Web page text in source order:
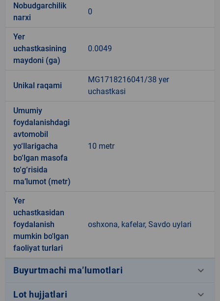
Nobudgarchilik
narxi
0
Yer
uchastkasining
maydoni (ga)
0.0049
Unikal raqami
MG1718216041/38 yer
uchastkasi
Umumiy
foydalanishdagi
avtomobil
yo‘llarigacha
bo‘lgan masofa
to‘g‘risida
ma’lumot (metr)
10 metr
Yer
uchastkasidan
foydalanish
mumkin bo'lgan
faoliyat turlari
oshxona, kafelar, Savdo uylari
Buyurtmachi ma’lumotlari keyboard_arrow_down
Lot hujjatlari keyboard_arrow_down